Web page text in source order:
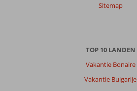
Sitemap
TOP 10 LANDEN
Vakantie Bonaire
Vakantie Bulgarije